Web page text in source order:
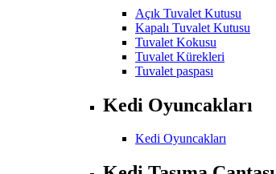
Açık Tuvalet Kutusu
Kapalı Tuvalet Kutusu
Tuvalet Kokusu
Tuvalet Kürekleri
Tuvalet paspası
Kedi Oyuncakları
Kedi Oyuncakları